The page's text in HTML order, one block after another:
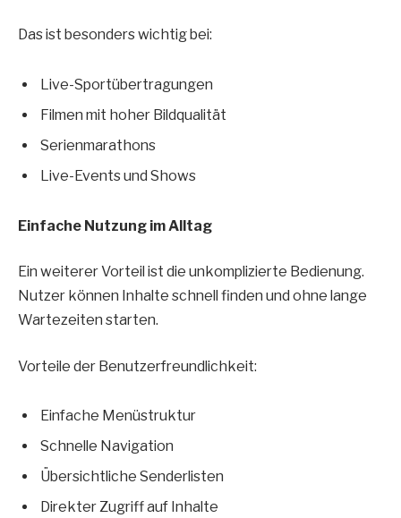
Das ist besonders wichtig bei:
Live-Sportübertragungen
Filmen mit hoher Bildqualität
Serienmarathons
Live-Events und Shows
Einfache Nutzung im Alltag
Ein weiterer Vorteil ist die unkomplizierte Bedienung.
Nutzer können Inhalte schnell finden und ohne lange
Wartezeiten starten.
Vorteile der Benutzerfreundlichkeit:
Einfache Menüstruktur
Schnelle Navigation
Übersichtliche Senderlisten
Direkter Zugriff auf Inhalte